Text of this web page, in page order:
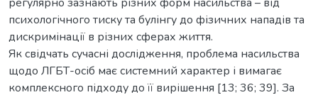
психологічного тиску та булінгу до фізичних нападів та
дискримінації в різних сферах життя.
Як свідчать сучасні дослідження, проблема насильства
щодо ЛГБТ-осіб має системний характер і вимагає
комплексного підходу до її вирішення [13; 36; 39]. За